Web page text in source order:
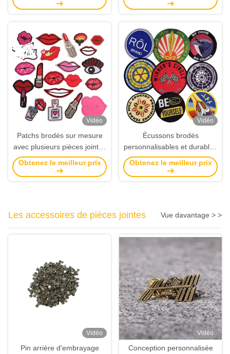
Vidéo
Patchs brodés sur mesure
avec plusieurs pièces jointes
pour souvenirs
d'événements et cadeaux
Obtenez le meilleur prix
Vidéo
Écussons brodés
personnalisables et durables
avec bordures Merrow ou
découpées au laser pour
Obtenez le meilleur prix
Les accessoires de pièces jointes Vue davantage > >
Vidéo
Pin arrière d'embrayage
Vidéo
Conception personnalisée